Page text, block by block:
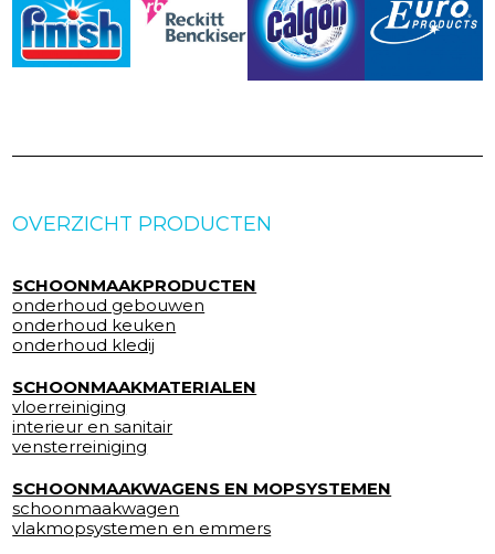
OVERZICHT PRODUCTEN
SCHOONMAAKPRODUCTEN
onderhoud gebouwen
onderhoud keuken
onderhoud kledij
SCHOONMAAKMATERIALEN
vloerreiniging
interieur en sanitair
vensterreiniging
SCHOONMAAKWAGENS EN MOPSYSTEMEN
schoonmaakwagen
vlakmopsystemen en emmers